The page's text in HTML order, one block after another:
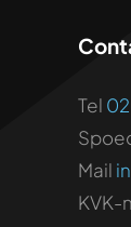
Tel
Mail
KVK-